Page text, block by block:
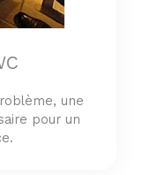
une
pour un